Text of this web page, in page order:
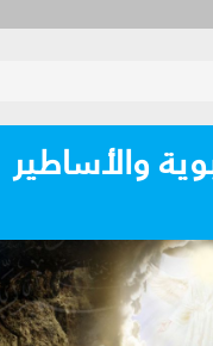
والأساطير